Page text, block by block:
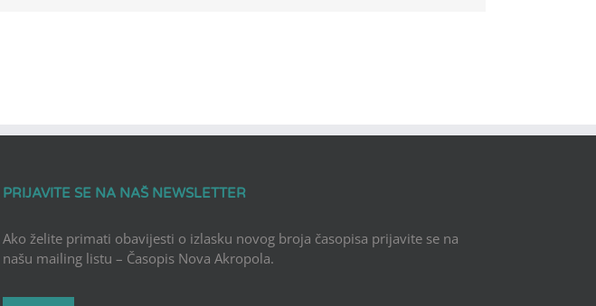
PRIJAVITE SE NA NAŠ NEWSLETTER
Ako želite primati obavijesti o izlasku novog broja časopisa prijavite se na
našu mailing listu – Časopis Nova Akropola.